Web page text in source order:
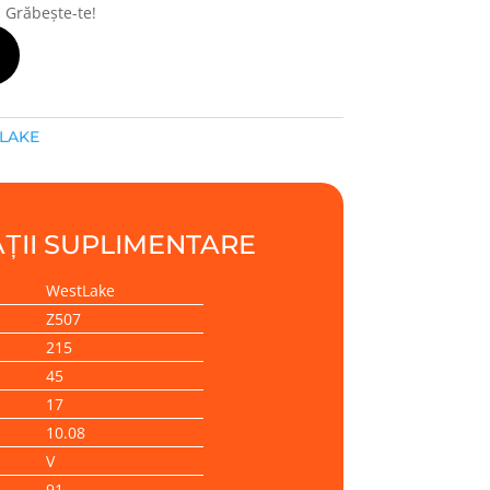
te!
SUPLIMENTARE
WestLake
Z507
215
45
17
10.08
V